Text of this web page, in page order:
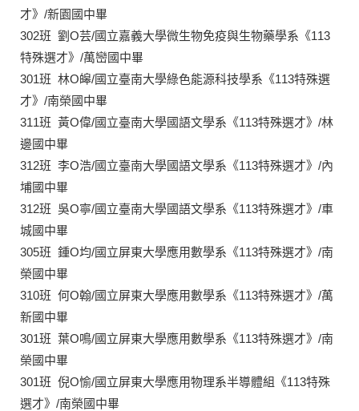
才》/新園國中畢
302班 劉O芸/國立嘉義大學微生物免疫與生物藥學系《113
特殊選才》/萬巒國中畢
301班 林O皞/國立臺南大學綠色能源科技學系《113特殊選
才》/南榮國中畢
311班 黃O偉/國立臺南大學國語文學系《113特殊選才》/林
邊國中畢
312班 李O浩/國立臺南大學國語文學系《113特殊選才》/內
埔國中畢
312班 吳O寧/國立臺南大學國語文學系《113特殊選才》/車
城國中畢
305班 鍾O均/國立屏東大學應用數學系《113特殊選才》/南
榮國中畢
310班 何O翰/國立屏東大學應用數學系《113特殊選才》/萬
新國中畢
301班 葉O鳴/國立屏東大學應用數學系《113特殊選才》/南
榮國中畢
301班 倪O愉/國立屏東大學應用物理系半導體組《113特殊
選才》/南榮國中畢